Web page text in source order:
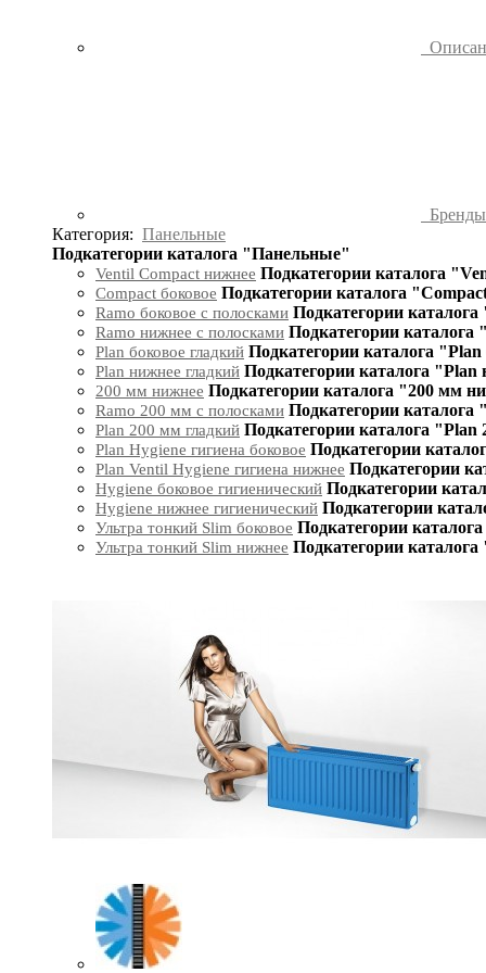
Бренды
Категория: Панельные
Подкатегории каталога "Панельные"
Ventil Compact нижнее Подкатегории каталога
Compact боковое Подкатегории каталога
Ramo боковое с полосками Подкатегории
Ramo нижнее с полосками Подкатегории
Plan боковое гладкий Подкатегории каталога "Plan
Plan нижнее гладкий Подкатегории каталога "Plan
200 мм нижнее Подкатегории каталога "200 мм
Ramo 200 мм с полосками Подкатегории
Plan 200 мм гладкий Подкатегории каталога "Plan
Plan Hygiene гигиена боковое Подкатегории
Plan Ventil Hygiene гигиена нижнее Подкатегории
Hygiene боковое гигиенический Подкатегории
Hygiene нижнее гигиенический Подкатегории
Ультра тонкий Slim боковое Подкатегории
Ультра тонкий Slim нижнее Подкатегории